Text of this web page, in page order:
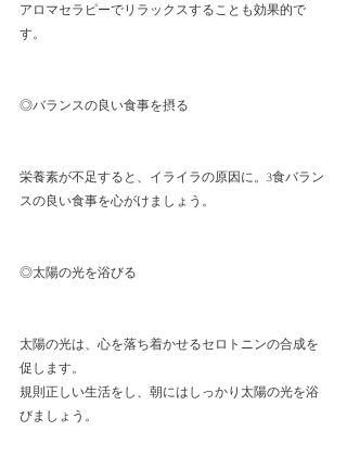
アロマセラピーでリラックスすることも効果的で
す。
◎バランスの良い食事を摂る
栄養素が不足すると、イライラの原因に。3食バラン
スの良い食事を心がけましょう。
◎太陽の光を浴びる
太陽の光は、心を落ち着かせるセロトニンの合成を
促します。
規則正しい生活をし、朝にはしっかり太陽の光を浴
びましょう。